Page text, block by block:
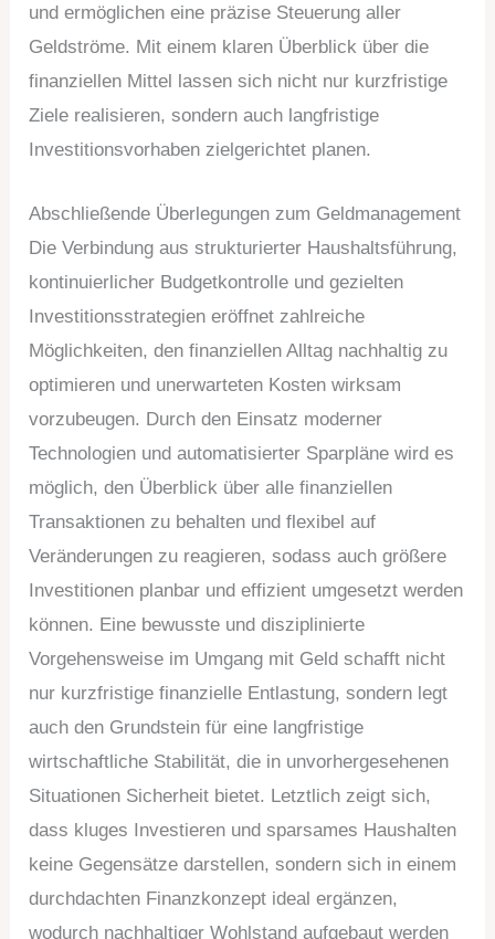
und ermöglichen eine präzise Steuerung aller
Geldströme. Mit einem klaren Überblick über die
finanziellen Mittel lassen sich nicht nur kurzfristige
Ziele realisieren, sondern auch langfristige
Investitionsvorhaben zielgerichtet planen.
Abschließende Überlegungen zum Geldmanagement
Die Verbindung aus strukturierter Haushaltsführung,
kontinuierlicher Budgetkontrolle und gezielten
Investitionsstrategien eröffnet zahlreiche
Möglichkeiten, den finanziellen Alltag nachhaltig zu
optimieren und unerwarteten Kosten wirksam
vorzubeugen. Durch den Einsatz moderner
Technologien und automatisierter Sparpläne wird es
möglich, den Überblick über alle finanziellen
Transaktionen zu behalten und flexibel auf
Veränderungen zu reagieren, sodass auch größere
Investitionen planbar und effizient umgesetzt werden
können. Eine bewusste und disziplinierte
Vorgehensweise im Umgang mit Geld schafft nicht
nur kurzfristige finanzielle Entlastung, sondern legt
auch den Grundstein für eine langfristige
wirtschaftliche Stabilität, die in unvorhergesehenen
Situationen Sicherheit bietet. Letztlich zeigt sich,
dass kluges Investieren und sparsames Haushalten
keine Gegensätze darstellen, sondern sich in einem
durchdachten Finanzkonzept ideal ergänzen,
wodurch nachhaltiger Wohlstand aufgebaut werden